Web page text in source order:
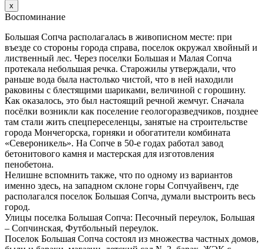
х
Воспоминание
Большая Сопча располагалась в живописном месте: при
въезде со стороны города справа, поселок окружал хвойный и
лиственный лес. Через поселки Большая и Малая Сопча
протекала небольшая речка. Старожилы утверждали, что
раньше вода была настолько чистой, что в ней находили
раковины с блестящими шариками, величиной с горошину.
Как оказалось, это был настоящий речной жемчуг. Сначала
посёлки возникли как поселение геологоразведчиков, позднее
там стали жить спецпереселенцы, занятые на строительстве
города Мончегорска, горняки и обогатители комбината
«Североникель». На Сопче в 50-е годах работал завод
бетонитового камня и мастерская для изготовления
пенобетона.
Нелишне вспомнить также, что по одному из вариантов
именно здесь, на западном склоне горы Сопчуайвенч, где
располагался поселок Большая Сопча, думали выстроить весь
город.
Улицы поселка Большая Сопча: Песочный переулок, Большая
– Сопчинская, Футбольный переулок.
Поселок Большая Сопча состоял из множества частных домов,